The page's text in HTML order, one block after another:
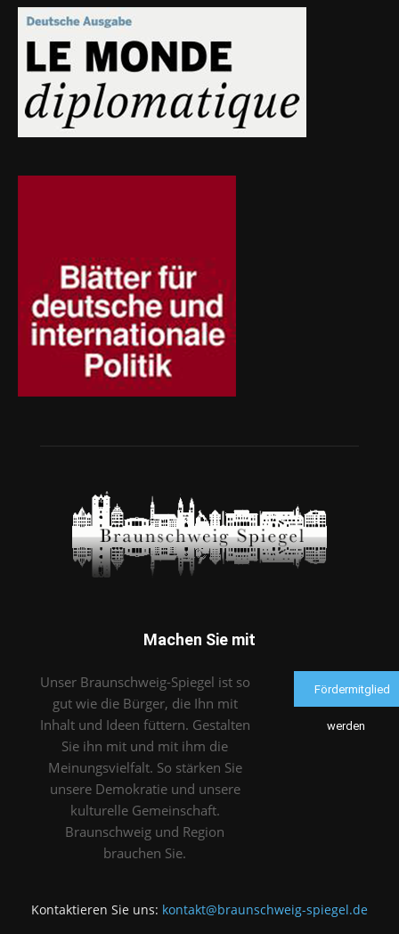
Machen Sie mit
Unser Braunschweig-Spiegel ist so
gut wie die Bürger, die Ihn mit
Inhalt und Ideen füttern. Gestalten
Sie ihn mit und mit ihm die
Meinungsvielfalt. So stärken Sie
unsere Demokratie und unsere
kulturelle Gemeinschaft.
Braunschweig und Region
brauchen Sie.
Fördermitglied
werden
Kontaktieren Sie uns: kontakt@braunschweig-spiegel.de